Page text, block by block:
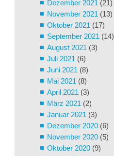
Dezember 2021 (21)
November 2021 (13)
Oktober 2021 (17)
September 2021 (14)
August 2021 (3)
Juli 2021 (6)
Juni 2021 (8)
Mai 2021 (8)
April 2021 (3)
März 2021 (2)
Januar 2021 (3)
Dezember 2020 (6)
November 2020 (5)
Oktober 2020 (9)